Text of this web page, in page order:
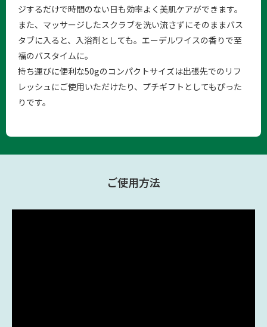
ジするだけで時間のない日も効率よく美肌ケアができます。
また、マッサージしたスクラブを洗い流さずにそのままバス
タブに入ると、入浴剤としても。エーデルワイスの香りで至
福のバスタイムに。
持ち運びに便利な50gのコンパクトサイズは出張先でのリフ
レッシュにご使用いただけたり、プチギフトとしてもぴった
りです。
ご使用方法